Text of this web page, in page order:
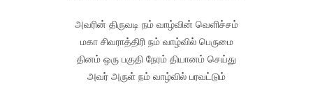
அவரின் திருவடி நம் வாழ்வின் வெளிச்சம்
மகா சிவராத்திரி நம் வாழ்வில் பெருமை
தினம் ஒரு பகுதி நேரம் தியானம் செய்து
அவர் அருள் நம் வாழ்வில் பரவட்டும்